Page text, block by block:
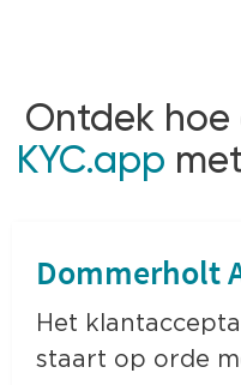
Ontdek
KYC.app
Dommerholt
Het
staart op orde